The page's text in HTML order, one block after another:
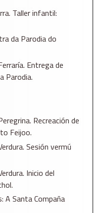
Taller infantil:
da Parodia do
Entrega de
Parodia.
Recreación de
Feijoo.
Sesión vermú
Inicio del
A Santa Compaña